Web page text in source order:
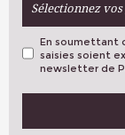
Sélectionnez
VOS
En soumettant
saisies soient
newsletter de